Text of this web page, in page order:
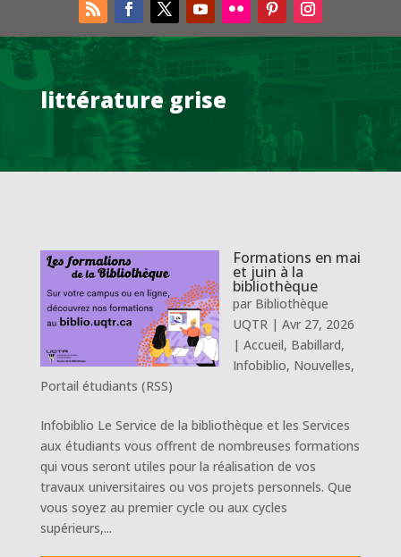
littérature grise
Formations en mai
et juin à la
bibliothèque
par Bibliothèque
UQTR| Avr 27, 2026
| Accueil, Babillard,
Infobiblio, Nouvelles,
Portail étudiants (RSS)
Infobiblio Le Service de la bibliothèque et les Services
aux étudiants vous offrent de nombreuses formations
qui vous seront utiles pour la réalisation de vos
travaux universitaires ou vos projets personnels. Que
vous soyez au premier cycle ou aux cycles
supérieurs,...